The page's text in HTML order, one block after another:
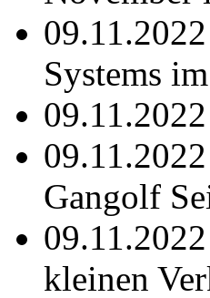
Systems
Gangolf
kleinen